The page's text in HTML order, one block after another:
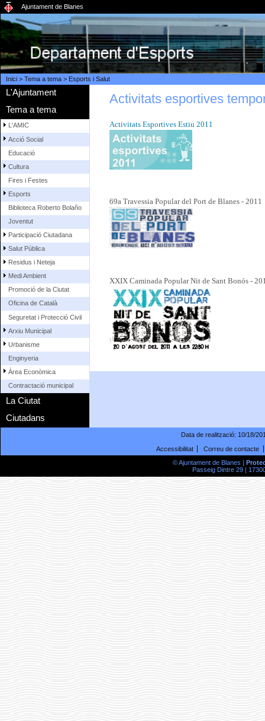
Ajuntament de Blanes
Inici> Tema a tema> Esports i Salut
L'Ajuntament
Tema a tema
L'AMIC
Acció Social
Educació
Cultura
Fires i Festes
Esports
Biblioteca Roberto Bolaño
Joventut
Participació Ciutadana
Salut Pública
Residus i Neteja
Medi Ambient
Promoció de la Ciutat
Oficina de Català
Seguretat i Protecció Civil
Arxiu Municipal
Urbanisme
Enginyeria
Àrea Econòmica
Contractació municipal
La Ciutat
Ciutadans
Activitats esportives
Activitats Esportives Estiu 2011
69a Travessia Popular del Port de Blanes - 2011
XXIX Caminada Popular Nit de Sant Bonós -
Data de realització: 10/18/
Accessibilitat
Correu de contacte
© Ajuntament de Blanes |
Passeig Dintre 29 |